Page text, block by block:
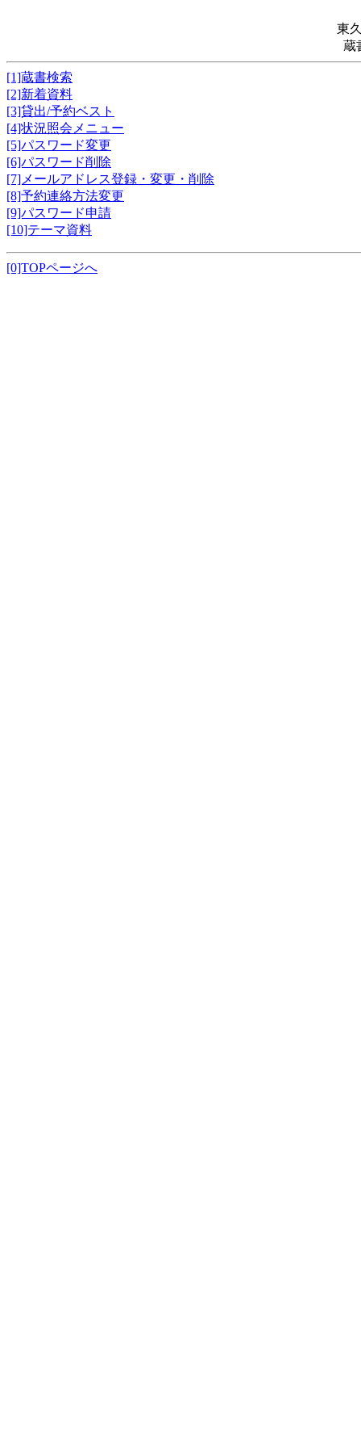
東
蔵
[1]蔵書検索
[2]新着資料
[3]貸出/予約ベスト
[4]状況照会メニュー
[5]パスワード変更
[6]パスワード削除
[7]メールアドレス登録・変更・削除
[8]予約連絡方法変更
[9]パスワード申請
[10]テーマ資料
[0]TOPページへ